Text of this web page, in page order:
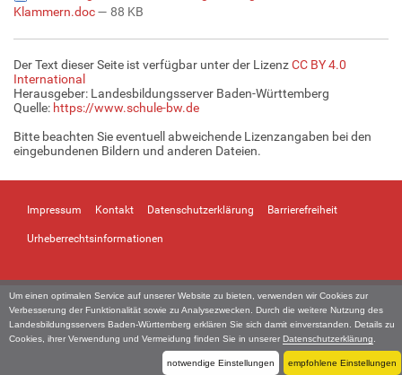
Um einen optimalen Service auf unserer Website zu bieten, verwenden wir Cookies zur
Verbesserung der Funktionalität sowie zu Analysezwecken. Durch die weitere Nutzung des
Landesbildungsservers Baden-Württemberg erklären Sie sich damit einverstanden. Details zu
Cookies, ihrer Verwendung und Vermeidung finden Sie in unserer Datenschutzerklärung
notwendige Einstellungen empfohlene Einstellungen
Klammern.doc— 88 KB
Der Text dieser Seite ist verfügbar unter der LizenzCC BY 4.0
International
Herausgeber: Landesbildungsserver Baden-Württemberg
Quelle: https://www.schule-bw.de
Bitte beachten Sie eventuell abweichende Lizenzangaben bei den
eingebundenen Bildern und anderen Dateien.
Impressum Kontakt Datenschutzerklärung Barrierefreiheit
Urheberrechtsinformationen